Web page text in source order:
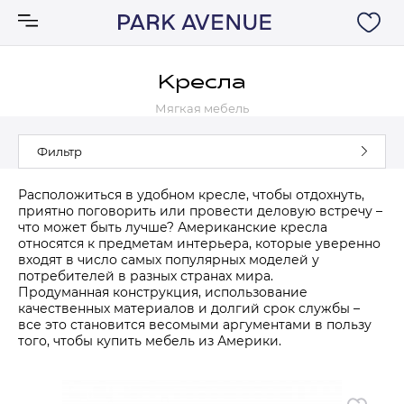
Ковры
Мебель
Свет
Акции
Кресла
Мягкая мебель
Фильтр
Расположиться в удобном кресле, чтобы отдохнуть,
приятно поговорить или провести деловую встречу –
что может быть лучше? Американские кресла
относятся к предметам интерьера, которые уверенно
входят в число самых популярных моделей у
потребителей в разных странах мира.
Продуманная конструкция, использование
качественных материалов и долгий срок службы –
все это становится весомыми аргументами в пользу
того, чтобы купить мебель из Америки.